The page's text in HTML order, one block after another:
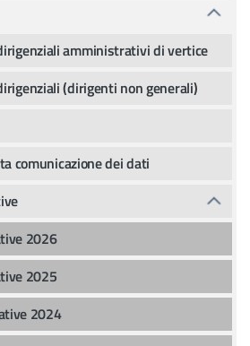
amministrativi di vertice
(dirigenti non generali)
comunicazione dei dati
2026
2025
2024